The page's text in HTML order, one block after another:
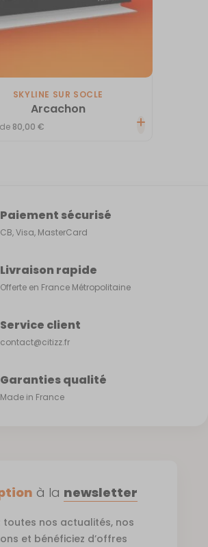
SKYLINE SUR SOCLE
Arcachon
80,00€
Paiement sécurisé
CB, Visa, MasterCard
Livraison rapide
Offerte en France Métropolitaine
Service client
contact@citizz.fr
Garanties qualité
Made in France
à la newsletter
toutes nos actualités, nos
et bénéficiez d’offres